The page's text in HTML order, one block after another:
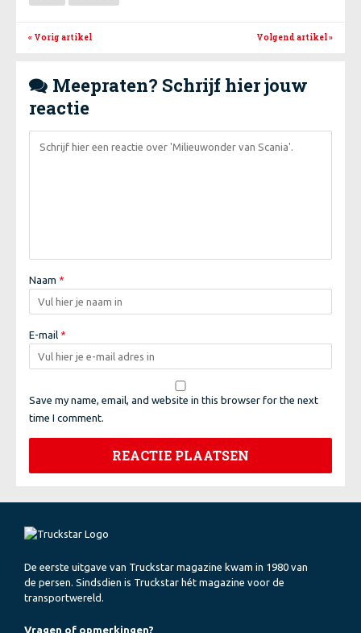
« Vorig artikel Volgend artikel»
 Meepraten? Schrijf hier jouw
reactie
Naam *
E-mail *
Save my name, email, and website in this browser for the next
time I comment.
De eerste uitgave van Truckstar magazine kwam in 1980 van
de persen. Sindsdien is Truckstar hét magazine voor de
transportwereld.
Vragen of opmerkingen?